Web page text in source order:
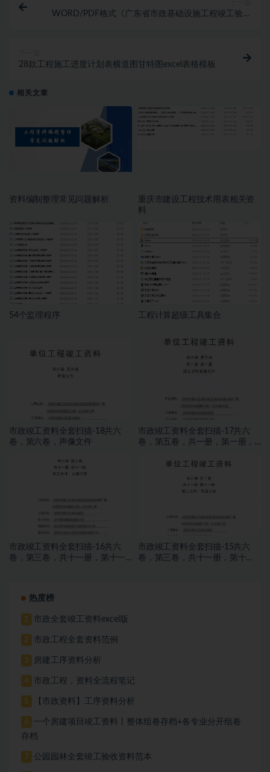
WORD/PDF格式《广东省市政基础设施工程竣工验收
28款工程施工进度计划表横道图甘特图excel表格模板
相关文章
资料编制整理常见问题解析
重庆市建设工程技术用表相关资
料
54个监理程序 工程计算超级工具集合
市政竣工资料全套扫描-18共六
卷，第六卷，声像文件
市政竣工资料全套扫描-17共六
卷，第五卷，共一册，第一册，
市政竣工资料全套扫描-16共六
卷，第三卷，共十一册，第十一
市政竣工资料全套扫描-15共六
卷，第三卷，共十一册，第十
热度榜
1 市政全套竣工资料excel版
2 市政工程全套资料范例
3 房建工序资料分析
4 市政工程，资料全流程笔记
5 【市政资料】工序资料分析
6
一个房建项目竣工资料丨整体组卷存档+各专业分开组卷
存档
7 公园园林全套竣工验收资料范本